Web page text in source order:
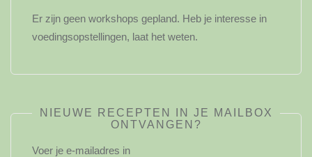
Er zijn geen workshops gepland. Heb je interesse in
voedingsopstellingen, laat het weten.
NIEUWE RECEPTEN IN JE MAILBOX
ONTVANGEN?
Voer je e-mailadres in